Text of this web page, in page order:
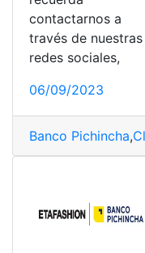
contactarnos a
través de nuestras
redes sociales,
06/09/2023
Banco Pichincha,